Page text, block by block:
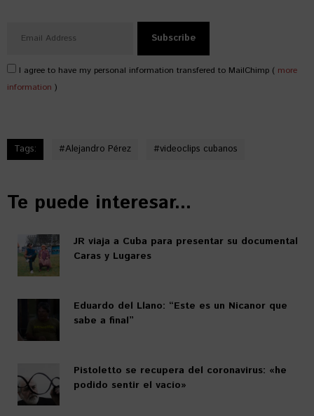
I agree to have my personal information transfered to MailChimp ( more
information )
Tags: #Alejandro Pérez #videoclips cubanos
Te puede interesar...
JR viaja a Cuba para presentar su documental
Caras y Lugares
Eduardo del Llano: “Este es un Nicanor que
sabe a final”
Pistoletto se recupera del coronavirus: «he
podido sentir el vacío»